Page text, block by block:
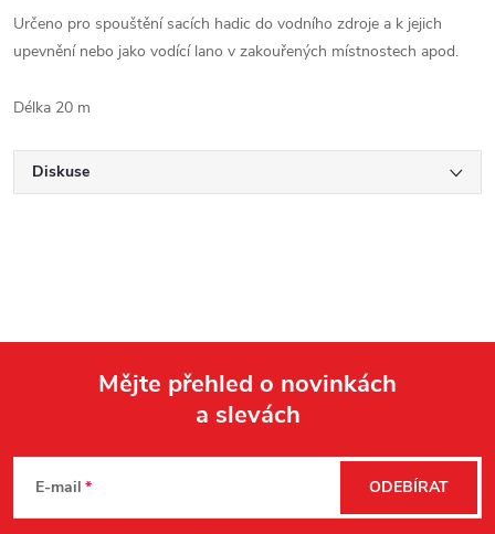
Určeno pro spouštění sacích hadic do vodního zdroje a k jejich
upevnění nebo jako vodící lano v zakouřených místnostech apod.
Délka 20 m
Diskuse
Mějte přehled o novinkách
a slevách
E-mail ODEBÍRAT